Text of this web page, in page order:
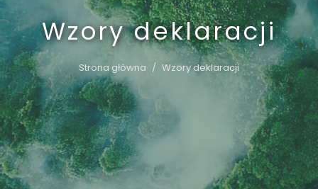
Wzory deklaracji
Strona główna Wzory deklaracji